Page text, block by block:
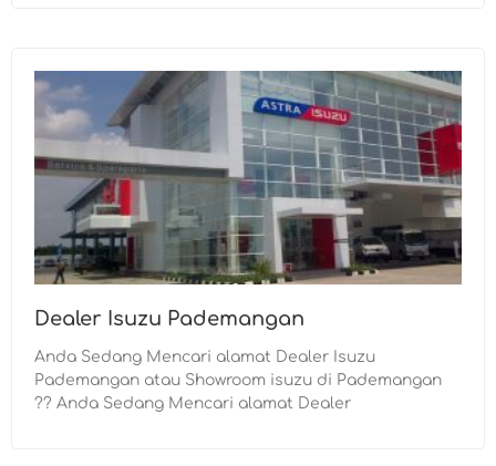
Dealer Isuzu Pademangan
Anda Sedang Mencari alamat Dealer Isuzu
Pademangan atau Showroom isuzu di Pademangan
?? Anda Sedang Mencari alamat Dealer